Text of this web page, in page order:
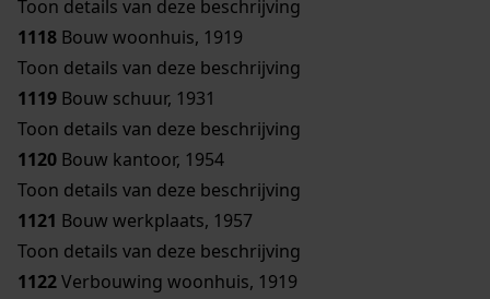
Toon details van deze beschrijving
1118 Bouw woonhuis, 1919
Toon details van deze beschrijving
1119 Bouw schuur, 1931
Toon details van deze beschrijving
1120 Bouw kantoor, 1954
Toon details van deze beschrijving
1121 Bouw werkplaats, 1957
Toon details van deze beschrijving
1122Verbouwing woonhuis, 1919